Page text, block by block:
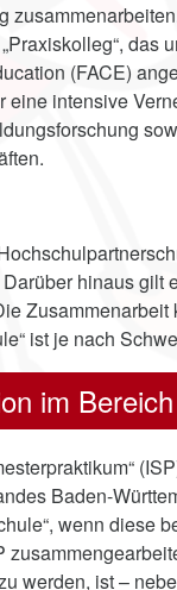
das
(FACE)
eine intensive
hinaus gilt
ist je nach
im
Baden-
wenn diese
werden, ist –